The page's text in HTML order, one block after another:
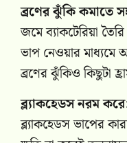
ব্রণের ঝুঁকি কমাতে
জমে ব্যাকটেরিয়া
ভাপ নেওয়ার
ব্রণের ঝুঁকিও কিছুটা
ব্ল্যাকহেডস নরম
ব্ল্যাকহেডস ভাপের